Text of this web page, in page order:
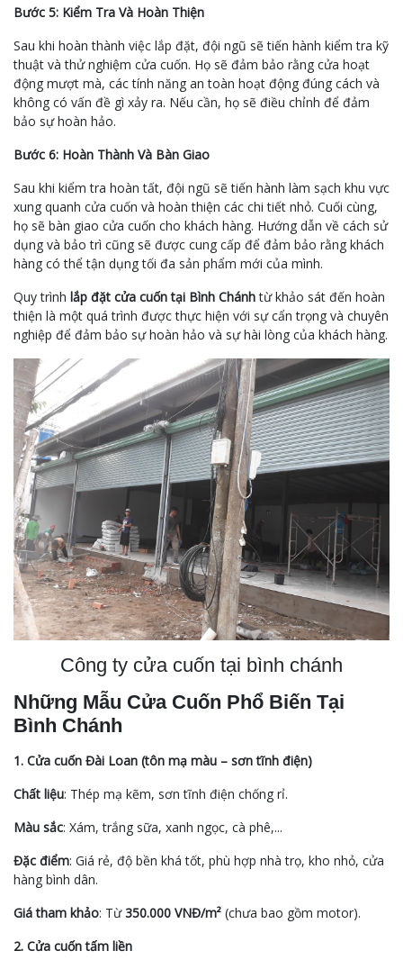
Bước 5: Kiểm Tra Và Hoàn Thiện
Sau khi hoàn thành việc lắp đặt, đội ngũ sẽ tiến hành kiểm tra kỹ
thuật và thử nghiệm cửa cuốn. Họ sẽ đảm bảo rằng cửa hoạt
động mượt mà, các tính năng an toàn hoạt động đúng cách và
không có vấn đề gì xảy ra. Nếu cần, họ sẽ điều chỉnh để đảm
bảo sự hoàn hảo.
Bước 6: Hoàn Thành Và Bàn Giao
Sau khi kiểm tra hoàn tất, đội ngũ sẽ tiến hành làm sạch khu vực
xung quanh cửa cuốn và hoàn thiện các chi tiết nhỏ. Cuối cùng,
họ sẽ bàn giao cửa cuốn cho khách hàng. Hướng dẫn về cách sử
dụng và bảo trì cũng sẽ được cung cấp để đảm bảo rằng khách
hàng có thể tận dụng tối đa sản phẩm mới của mình.
Quy trình lắp đặt cửa cuốn tại Bình Chánhtừ khảo sát đến hoàn
thiện là một quá trình được thực hiện với sự cẩn trọng và chuyên
nghiệp để đảm bảo sự hoàn hảo và sự hài lòng của khách hàng.
Công ty cửa cuốn tại bình chánh
Những Mẫu Cửa Cuốn Phổ Biến Tại
Bình Chánh
1. Cửa cuốn Đài Loan (tôn mạ màu – sơn tĩnh điện)
Chất liệu: Thép mạ kẽm, sơn tĩnh điện chống rỉ.
Màu sắc: Xám, trắng sữa, xanh ngọc, cà phê,...
Đặc điểm: Giá rẻ, độ bền khá tốt, phù hợp nhà trọ, kho nhỏ, cửa
hàng bình dân.
Giá tham khảo: Từ350.000 VNĐ/m² (chưa bao gồm motor).
2. Cửa cuốn tấm liền